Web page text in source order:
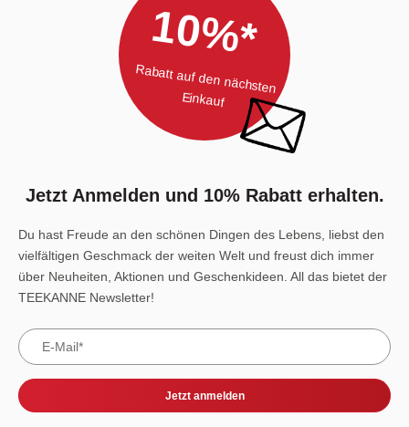
10%*
Rabatt auf den nächsten
Einkauf
Jetzt Anmelden und 10% Rabatt erhalten.
Du hast Freude an den schönen Dingen des Lebens, liebst den
vielfältigen Geschmack der weiten Welt und freust dich immer
über Neuheiten, Aktionen und Geschenkideen. All das bietet der
TEEKANNE Newsletter!
Jetzt anmelden